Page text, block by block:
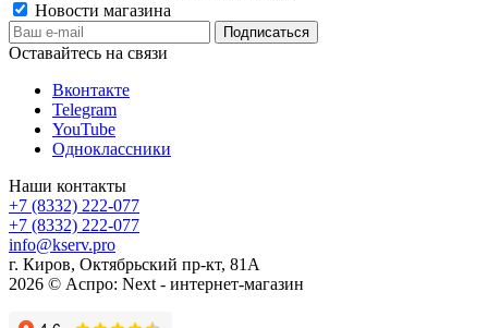
Новости магазина
Оставайтесь на связи
Вконтакте
Telegram
YouTube
Одноклассники
Наши контакты
+7 (8332) 222-077
+7 (8332) 222-077
info@kserv.pro
г. Киров, Октябрьский пр-кт, 81А
2026 © Аспро: Next - интернет-магазин